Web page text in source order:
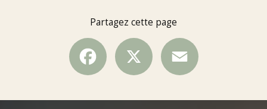
Partagez cette page
Facebook